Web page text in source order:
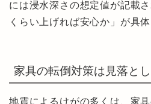
には浸水深さの想定値が記載
くらい上げれば安心か」が具
家具の転倒対策は見落と
地震によるけがの多くは、家